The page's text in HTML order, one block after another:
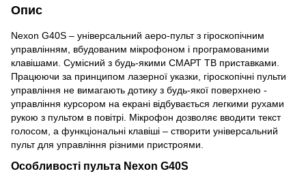
Опис
Nexon G40S – універсальний аеро-пульт з гіроскопічним
управлінням, вбудованим мікрофоном і програмованими
клавішами. Сумісний з будь-якими СМАРТ ТВ приставками.
Працюючи за принципом лазерної указки, гіроскопічні пульти
управління не вимагають дотику з будь-якої поверхнею -
управління курсором на екрані відбувається легкими рухами
рукою з пультом в повітрі. Мікрофон дозволяє вводити текст
голосом, а функціональні клавіші – створити універсальний
пульт для управління різними пристроями.
Особливості пульта Nexon G40S